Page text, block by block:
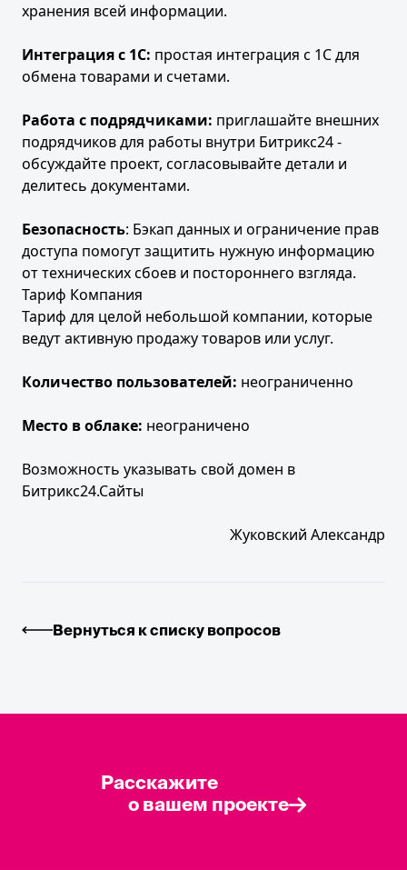
хранения всей информации.
Интеграция с 1С: простая интеграция с 1С для
обмена товарами и счетами.
Работа с подрядчиками: приглашайте внешних
подрядчиков для работы внутри Битрикс24 -
обсуждайте проект, согласовывайте детали и
делитесь документами.
Безопасность: Бэкап данных и ограничение прав
доступа помогут защитить нужную информацию
от технических сбоев и постороннего взгляда.
Тариф Компания
Тариф для целой небольшой компании, которые
ведут активную продажу товаров или услуг.
Количество пользователей: неограниченно
Место в облаке: неограничено
Возможность указывать свой домен в
Битрикс24.Сайты
Жуковский Александр
Вернуться к списку вопросов
Расскажите
о вашем проекте